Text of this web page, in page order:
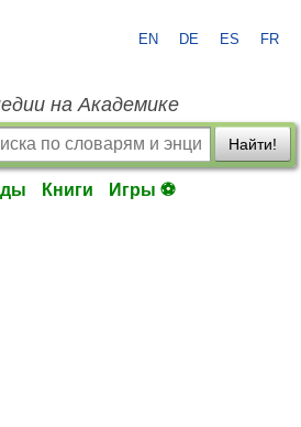
EN DE ES FR
на Академике
Найти!
Книги Игры ⚽